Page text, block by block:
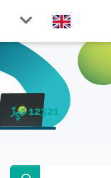
12321 ވަޒީފާ